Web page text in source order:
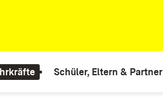
Schüler, Eltern & Partner